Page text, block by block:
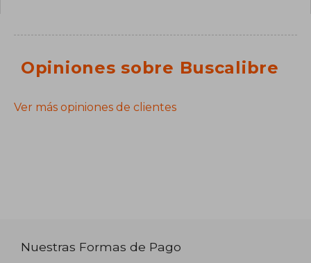
Opiniones sobre Buscalibre
Ver más opiniones de clientes
Nuestras Formas de Pago